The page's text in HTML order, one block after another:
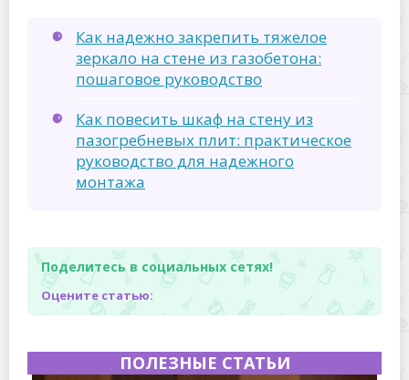
Как надежно закрепить тяжелое
зеркало на стене из газобетона:
пошаговое руководство
Как повесить шкаф на стену из
пазогребневых плит: практическое
руководство для надежного
монтажа
Поделитесь в социальных сетях!
Оцените статью:
ПОЛЕЗНЫЕ СТАТЬИ